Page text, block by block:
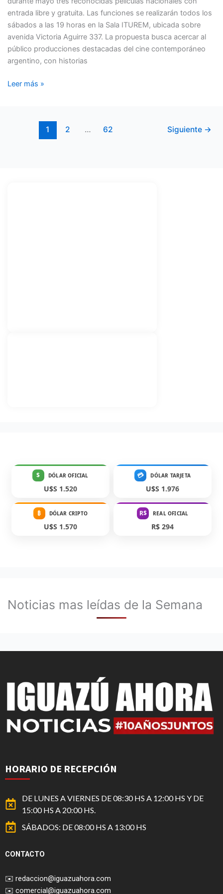
entrada libre y gratuita. Las funciones se realizarán todos los
sábados a las 19 horas en la Sala ITUREM, ubicada sobre
avenida Victoria Aguirre 337. La propuesta busca acercar al
público producciones destacadas del cine contemporáneo
argentino, con historias
Leer más »
1 2 … 62 Siguiente →
$ DÓLAR OFICIAL
U$S 1.520
💳 DÓLAR TARJETA
U$S 1.976
₿ DÓLAR CRIPTO
U$S 1.570
R$ REAL OFICIAL
R$ 294
Noticias mas leídas de la Semana
HORARIO DE RECEPCIÓN
DE LUNES A VIERNES DE 08:30 HS A 12:00 HS Y DE
15:00 HS A 20:00 HS.
SÁBADOS: DE 08:00 HS A 13:00 HS
CONTACTO
✉️ redaccion@iguazuahora.com
✉️ comercial@iguazuahora.com